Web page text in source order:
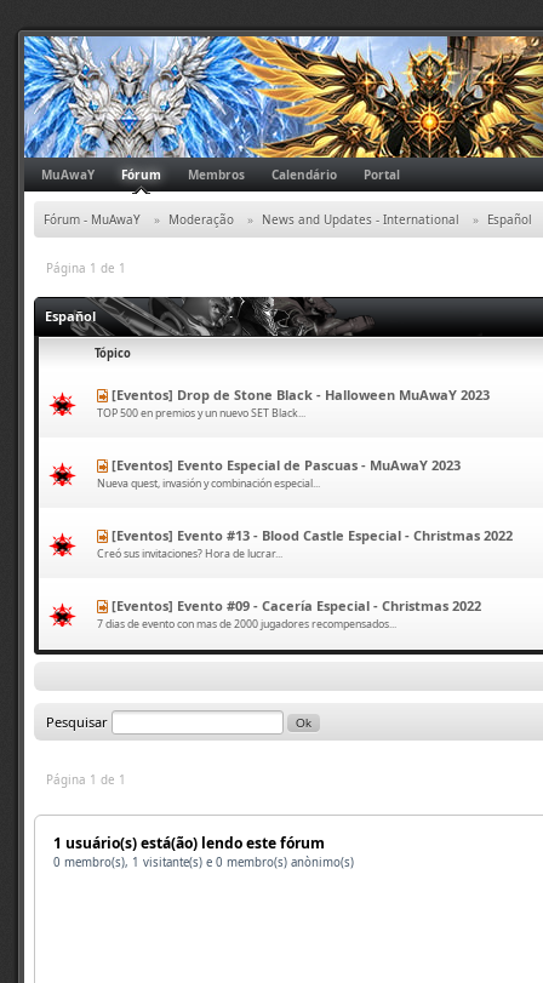
MuAwaY Fórum Membros Calendário Portal
Fórum - MuAwaY » Moderação » News and Updates - International » Español
Página 1 de 1
Español
Tópico
[Eventos] Drop de Stone Black - Halloween MuAwaY 2023
TOP 500 en premios y un nuevo SET Black...
[Eventos] Evento Especial de Pascuas - MuAwaY 2023
Nueva quest, invasión y combinación especial...
[Eventos] Evento #13 - Blood Castle Especial - Christmas 2022
Creó sus invitaciones? Hora de lucrar...
[Eventos] Evento #09 - Cacería Especial - Christmas 2022
7 dias de evento con mas de 2000 jugadores recompensados...
Pesquisar
Página 1 de 1
1 usuário(s) está(ão) lendo este fórum
0 membro(s), 1 visitante(s) e 0 membro(s) anònimo(s)